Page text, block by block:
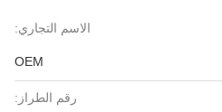
الاسم التجاري:
OEM
رقم الطراز: